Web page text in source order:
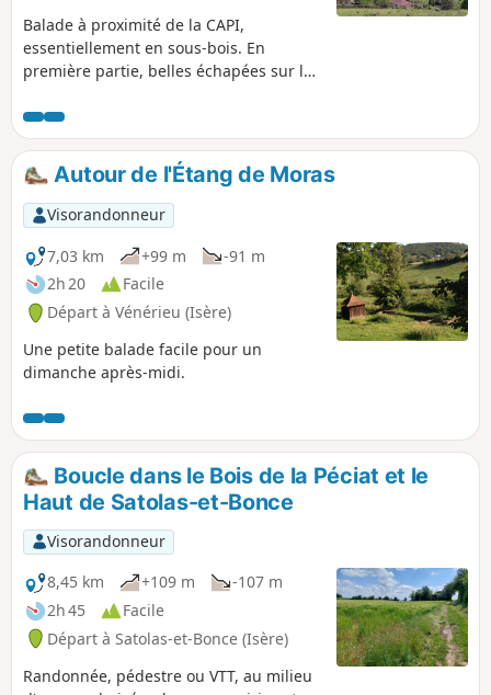
Balade à proximité de la CAPI,
essentiellement en sous-bois. En
première partie, belles échapées sur la
l'Isle d'Abeau. Au retour, on longe
l'Étang de Moras mais les roseaux ne
permettent pas d'apercevoir la rive.
Quelques fours banaux et lavoirs
agrémentent le parcours. Fléchage
Jaune tout au long du parcours.
Compter entre 3 et 4 heures selon votre
rythme et les arrêts photo.
Autour de l'Étang de Moras
Visorandonneur
7,03 km
+99 m
-91 m
2h 20
Facile
Départ à Vénérieu (Isère)
Une petite balade facile pour un
dimanche après-midi.
Boucle dans le Bois de la Péciat et le
Haut de Satolas-et-Bonce
Visorandonneur
8,45 km
+109 m
-107 m
2h 45
Facile
Départ à Satolas-et-Bonce (Isère)
Randonnée, pédestre ou VTT, au milieu